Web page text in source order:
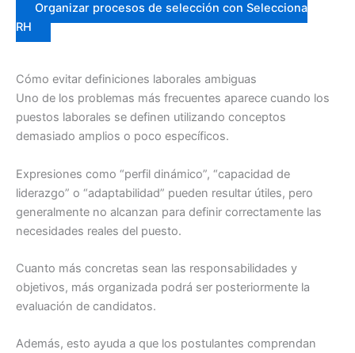
Organizar procesos de selección con Selecciona
RH
Cómo evitar definiciones laborales ambiguas
Uno de los problemas más frecuentes aparece cuando los
puestos laborales se definen utilizando conceptos
demasiado amplios o poco específicos.
Expresiones como “perfil dinámico”, “capacidad de
liderazgo” o “adaptabilidad” pueden resultar útiles, pero
generalmente no alcanzan para definir correctamente las
necesidades reales del puesto.
Cuanto más concretas sean las responsabilidades y
objetivos, más organizada podrá ser posteriormente la
evaluación de candidatos.
Además, esto ayuda a que los postulantes comprendan